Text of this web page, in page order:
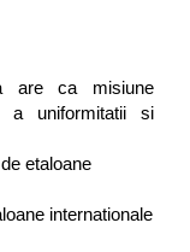
are ca misiune
a uniformitatii si
etaloane
internationale